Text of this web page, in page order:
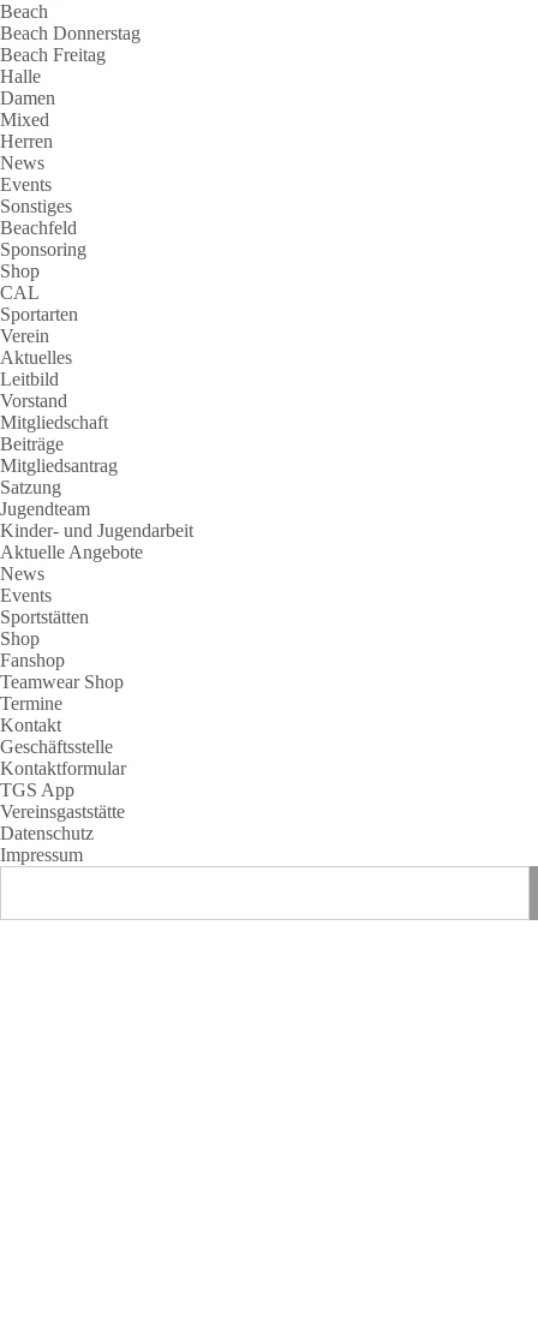
Beach
Beach Donnerstag
Beach Freitag
Halle
Damen
Mixed
Herren
News
Events
Sonstiges
Beachfeld
Sponsoring
Shop
CAL
Sportarten
Verein
Aktuelles
Leitbild
Vorstand
Mitgliedschaft
Beiträge
Mitgliedsantrag
Satzung
Jugendteam
Kinder- und Jugendarbeit
Aktuelle Angebote
News
Events
Sportstätten
Shop
Fanshop
Teamwear Shop
Termine
Kontakt
Geschäftsstelle
Kontaktformular
TGS App
Vereinsgaststätte
Datenschutz
Impressum